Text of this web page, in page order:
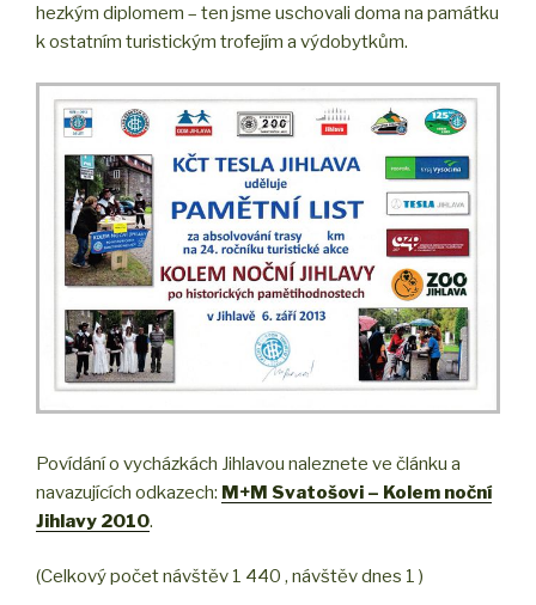
hezkým diplomem – ten jsme uschovali doma na památku
k ostatním turistickým trofejím a výdobytkům.
Povídání o vycházkách Jihlavou naleznete ve článku a
navazujících odkazech: M+M Svatošovi – Kolem noční
Jihlavy 2010.
(Celkový počet návštěv 1 440 , návštěv dnes 1 )